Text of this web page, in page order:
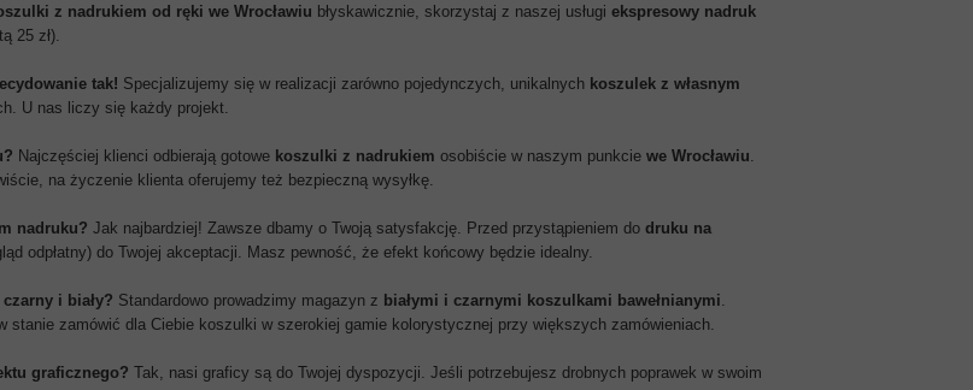
z nadrukiem od ręki we Wrocławiu błyskawicznie, skorzystaj z naszej usługi ekspresowy nadruk
25 zł).
tak! Specjalizujemy się w realizacji zarówno pojedynczych, unikalnych koszulek z własnym
U nas liczy się każdy projekt.
Najczęściej klienci odbierają gotowe koszulki z nadrukiem osobiście w naszym punkcie we Wrocławiu.
na życzenie klienta oferujemy też bezpieczną wysyłkę.
nadruku? Jak najbardziej! Zawsze dbamy o Twoją satysfakcję. Przed przystąpieniem do druku na
odpłatny) do Twojej akceptacji. Masz pewność, że efekt końcowy będzie idealny.
i biały? Standardowo prowadzimy magazyn z białymi i czarnymi koszulkami bawełnianymi.
zamówić dla Ciebie koszulki w szerokiej gamie kolorystycznej przy większych zamówieniach.
graficznego? Tak, nasi graficy są do Twojej dyspozycji. Jeśli potrzebujesz drobnych poprawek w swoim